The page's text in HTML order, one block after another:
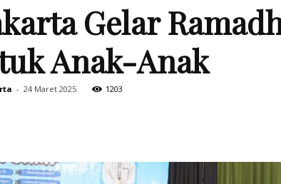
Gelar
Anak-Anak
- 24 Maret 2025 1203